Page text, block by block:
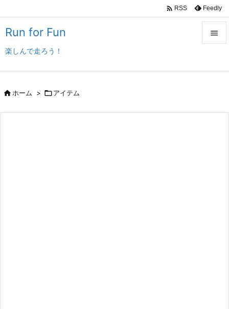
Run for Fun
楽しんで走ろう！

 RSS Feedly
ホーム > アイテム